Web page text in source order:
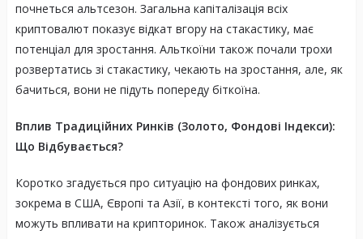
почнеться альтсезон. Загальна капіталізація всіх
криптовалют показує відкат вгору на стакастику, має
потенціал для зростання. Альткоїни також почали трохи
розвертатись зі стакастику, чекають на зростання, але, як
бачиться, вони не підуть попереду біткоїна.
Вплив Традиційних Ринків (Золото, Фондові Індекси):
Що Відбувається?
Коротко згадується про ситуацію на фондових ринках,
зокрема в США, Європі та Азії, в контексті того, як вони
можуть впливати на крипторинок. Також аналізується